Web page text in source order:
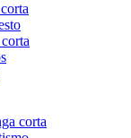
corta